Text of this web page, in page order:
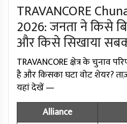
TRAVANCORE
2026: जनता ने किसे
और किसे सिखाया
TRAVANCORE क्षेत्र के चुनाव
है और किसका घटा वोट शेयर?
यहां देखें —
Alliance